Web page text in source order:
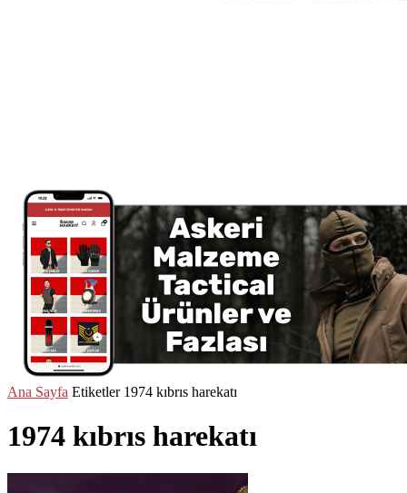
Ana Sayfa Etiketler 1974 kıbrıs harekatı
1974 kıbrıs harekatı